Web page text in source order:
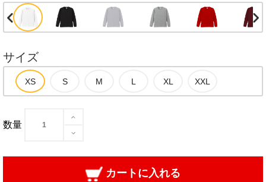
サイズ
数量
カートに入れる